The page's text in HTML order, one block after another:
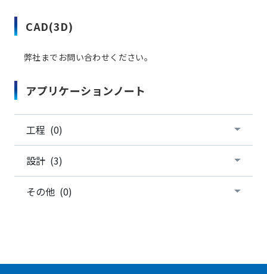
CAD(3D)
弊社までお問い合わせください。
アプリケーションノート
工程 (0)
設計 (3)
その他 (0)